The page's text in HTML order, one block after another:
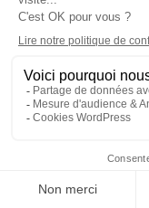
choses contre
ultrafavorite avec…
gOLdorak
ne touchera pas
donc se
hasard, pour payer…